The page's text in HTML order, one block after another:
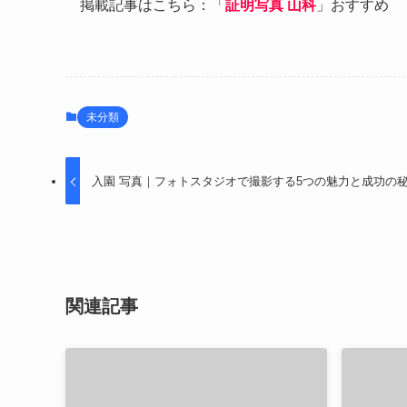
掲載記事はこちら：「 証明写真 山科」おすすめ
未分類
入園 写真｜フォトスタジオで撮影する5つの魅力と成功の
関連記事